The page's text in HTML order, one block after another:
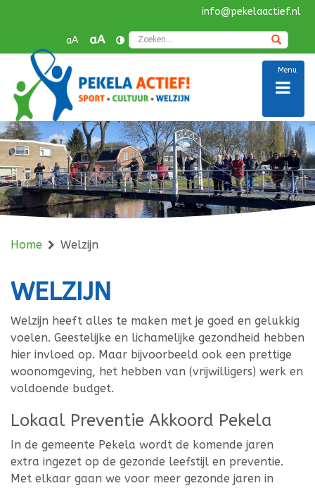
info@pekelaactief.nl
aA aA
Menu
Home Welzijn
WELZIJN
Welzijn heeft alles te maken met je goed en gelukkig
voelen. Geestelijke en lichamelijke gezondheid hebben
hier invloed op. Maar bijvoorbeeld ook een prettige
woonomgeving, het hebben van (vrijwilligers) werk en
voldoende budget.
Lokaal Preventie Akkoord Pekela
In de gemeente Pekela wordt de komende jaren
extra ingezet op de gezonde leefstijl en preventie.
Met elkaar gaan we voor meer gezonde jaren in